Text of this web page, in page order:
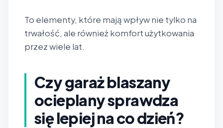
To elementy, które mają wpływ nie tylko na
trwałość, ale również komfort użytkowania
przez wiele lat.
Czy garaż blaszany
ocieplany sprawdza
się lepiej na co dzień?